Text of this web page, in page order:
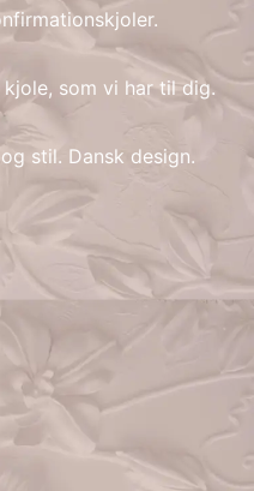
PT
RU
ES
UK
som vi har til dig.
stil. Dansk design.